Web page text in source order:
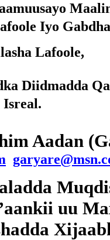
Iyo
Lafoole,
Diidmadda
Aadan
uu